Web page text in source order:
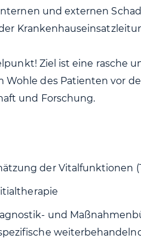
und externen
Ziel ist eine rasche
des Patienten vor
und Forschung.
der Vitalfunktionen
und